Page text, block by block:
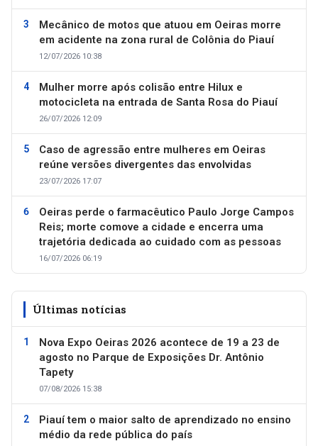
Mecânico de motos que atuou em Oeiras morre
em acidente na zona rural de Colônia do Piauí
12/07/2026 10:38
Mulher morre após colisão entre Hilux e
motocicleta na entrada de Santa Rosa do Piauí
26/07/2026 12:09
Caso de agressão entre mulheres em Oeiras
reúne versões divergentes das envolvidas
23/07/2026 17:07
Oeiras perde o farmacêutico Paulo Jorge Campos
Reis; morte comove a cidade e encerra uma
trajetória dedicada ao cuidado com as pessoas
16/07/2026 06:19
Últimas notícias
Nova Expo Oeiras 2026 acontece de 19 a 23 de
agosto no Parque de Exposições Dr. Antônio
Tapety
07/08/2026 15:38
Piauí tem o maior salto de aprendizado no ensino
médio da rede pública do país